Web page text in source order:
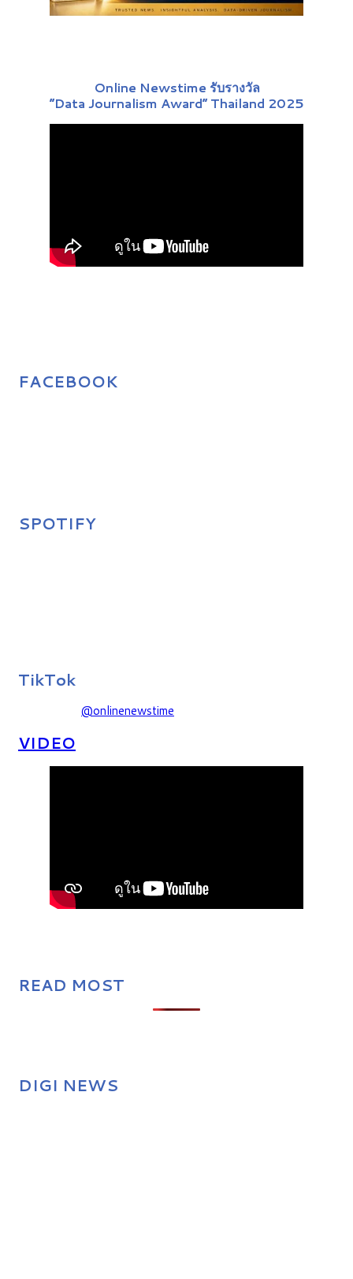
Online Newstime รับรางวัล
“Data Journalism Award” Thailand 2025
FACEBOOK
SPOTIFY
TikTok
@onlinenewstime
VIDEO
READ MOST
DIGI NEWS